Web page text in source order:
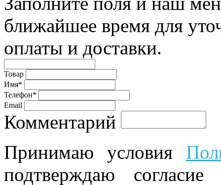
ближайшее время для
оплаты и доставки.
Товар
Имя*
Телефон*
Email
Комментарий
Принимаю условия
подтверждаю